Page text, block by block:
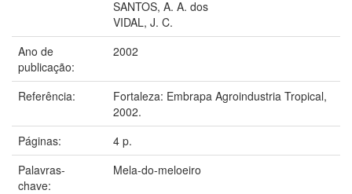
SANTOS, A. A. dos
VIDAL, J. C.
Ano de
publicação:
2002
Referência:
Fortaleza: Embrapa Agroindustria Tropical,
2002.
Páginas:
4 p.
Palavras-
chave:
Mela-do-meloeiro